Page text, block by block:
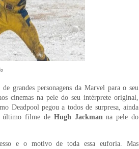
grandes personagens da Marvel para o seu
cinemas na pele do seu intérprete original,
Deadpool pegou a todos de surpresa, ainda
filme de Hugh Jackmanna pele do
e o motivo de toda essa euforia. Mas